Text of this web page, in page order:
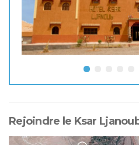
Rejoindre le Ksar